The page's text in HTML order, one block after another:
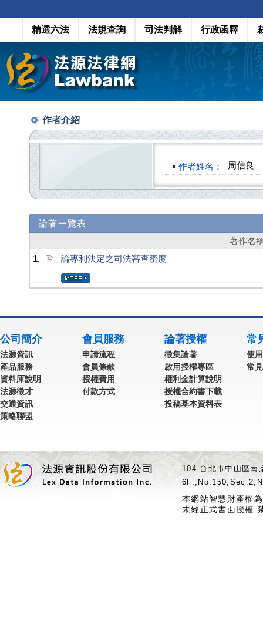
精選六法 法規查詢 司法判解 行政函釋
作者介紹
作者姓名： 周信良
論著一覽表
著作名
1.
論專利決定之司法審查密度
公司簡介
法源資訊
產品服務
資料庫說明
法源徵才
交通資訊
策略聯盟
會員服務
申請流程
會員條款
授權費用
付款方式
論著授權
徵集論著
啟用授權專區
權利金計算說明
授權合約書下載
投稿基本資料表
常
使
常
104 台北市中山區
本網站智慧財產權
未經正式書面授權